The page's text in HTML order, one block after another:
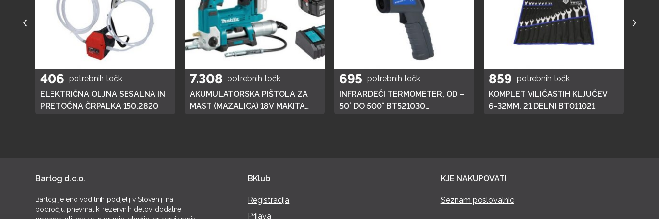
406 potrebnih točk
ELEKTRIČNA OLJNA SESALNA IN
PRETOČNA ČRPALKA 150.2820
7.308 potrebnih točk
AKUMULATORSKA PIŠTOLA ZA
MAST (MAZALICA) 18V MAKITA
695 potrebnih točk
INFRARDEČI TERMOMETER, OD –
50° DO 500° BT521030
859 potrebnih točk
KOMPLET VILIČASTIH KLJUČEV
6-32MM, 21 DELNI BT011021
Bartog d.o.o.
Bartog je eno vodilnih podjetij v Sloveniji na
področju pnevmatik, rezervnih delov, dodatne
BKlub
Registracija
Prijava
KJE NAKUPOVATI
Seznam poslovalnic